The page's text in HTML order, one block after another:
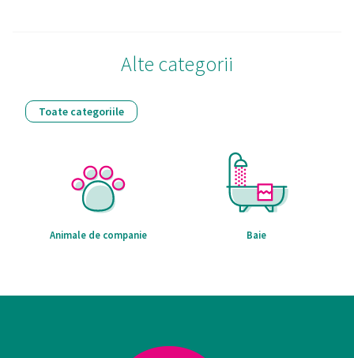
Alte categorii
Toate categoriile
Animale de companie Baie